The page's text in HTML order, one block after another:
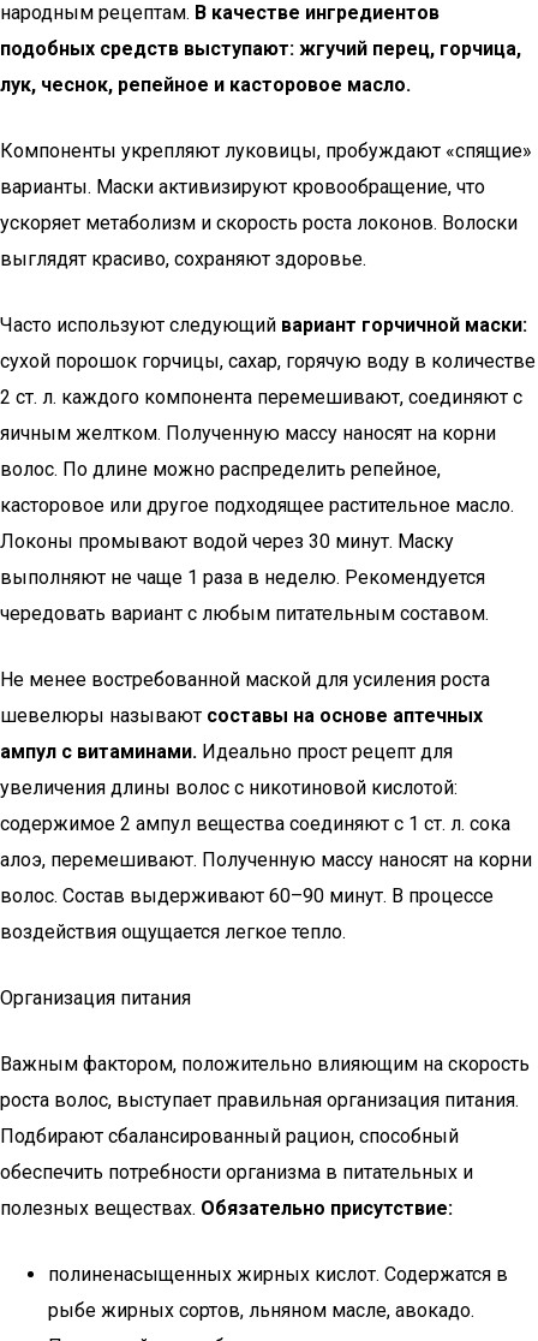
народным рецептам. В качестве ингредиентов
подобных средств выступают: жгучий перец, горчица,
лук, чеснок, репейное и касторовое масло.
Компоненты укрепляют луковицы, пробуждают «спящие»
варианты. Маски активизируют кровообращение, что
ускоряет метаболизм и скорость роста локонов. Волоски
выглядят красиво, сохраняют здоровье.
Часто используют следующий вариант горчичной маски:
сухой порошок горчицы, сахар, горячую воду в количестве
2 ст. л. каждого компонента перемешивают, соединяют с
яичным желтком. Полученную массу наносят на корни
волос. По длине можно распределить репейное,
касторовое или другое подходящее растительное масло.
Локоны промывают водой через 30 минут. Маску
выполняют не чаще 1 раза в неделю. Рекомендуется
чередовать вариант с любым питательным составом.
Не менее востребованной маской для усиления роста
шевелюры называют составы на основе аптечных
ампул с витаминами. Идеально прост рецепт для
увеличения длины волос с никотиновой кислотой:
содержимое 2 ампул вещества соединяют с 1 ст. л. сока
алоэ, перемешивают. Полученную массу наносят на корни
волос. Состав выдерживают 60–90 минут. В процессе
воздействия ощущается легкое тепло.
Организация питания
Важным фактором, положительно влияющим на скорость
роста волос, выступает правильная организация питания.
Подбирают сбалансированный рацион, способный
обеспечить потребности организма в питательных и
полезных веществах. Обязательно присутствие:
полиненасыщенных жирных кислот. Содержатся в
рыбе жирных сортов, льняном масле, авокадо.